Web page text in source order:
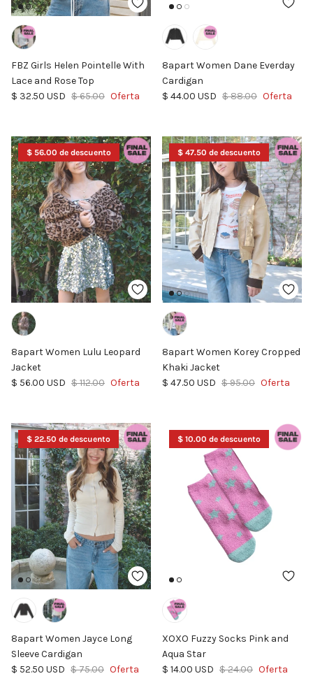
FBZ Girls Helen Pointelle With
Lace and Rose Top
Precio de venta
$ 32.50 USD Precio normal
$ 65.00 Oferta
8apart Women Dane Everday
Cardigan
Precio de venta
$ 44.00 USD Precio normal
$ 88.00 Oferta
$ 56.00 de descuento
8apart Women Lulu Leopard
Jacket
Precio de venta
$ 56.00 USD Precio normal
$ 112.00 Oferta
$ 47.50 de descuento
8apart Women Korey Cropped
Khaki Jacket
Precio de venta
$ 47.50 USD Precio normal
$ 95.00 Oferta
$ 22.50 de descuento
8apart Women Jayce Long
Sleeve Cardigan
Precio de venta
$ 52.50 USD Precio normal
$ 75.00 Oferta
$ 10.00 de descuento
XOXO Fuzzy Socks Pink and
Aqua Star
Precio de venta
$ 14.00 USD Precio normal
$ 24.00 Oferta